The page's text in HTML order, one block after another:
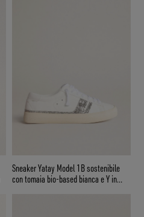
Sneaker Yatay Model 1B sostenibile
con tomaia bio-based bianca e Y in